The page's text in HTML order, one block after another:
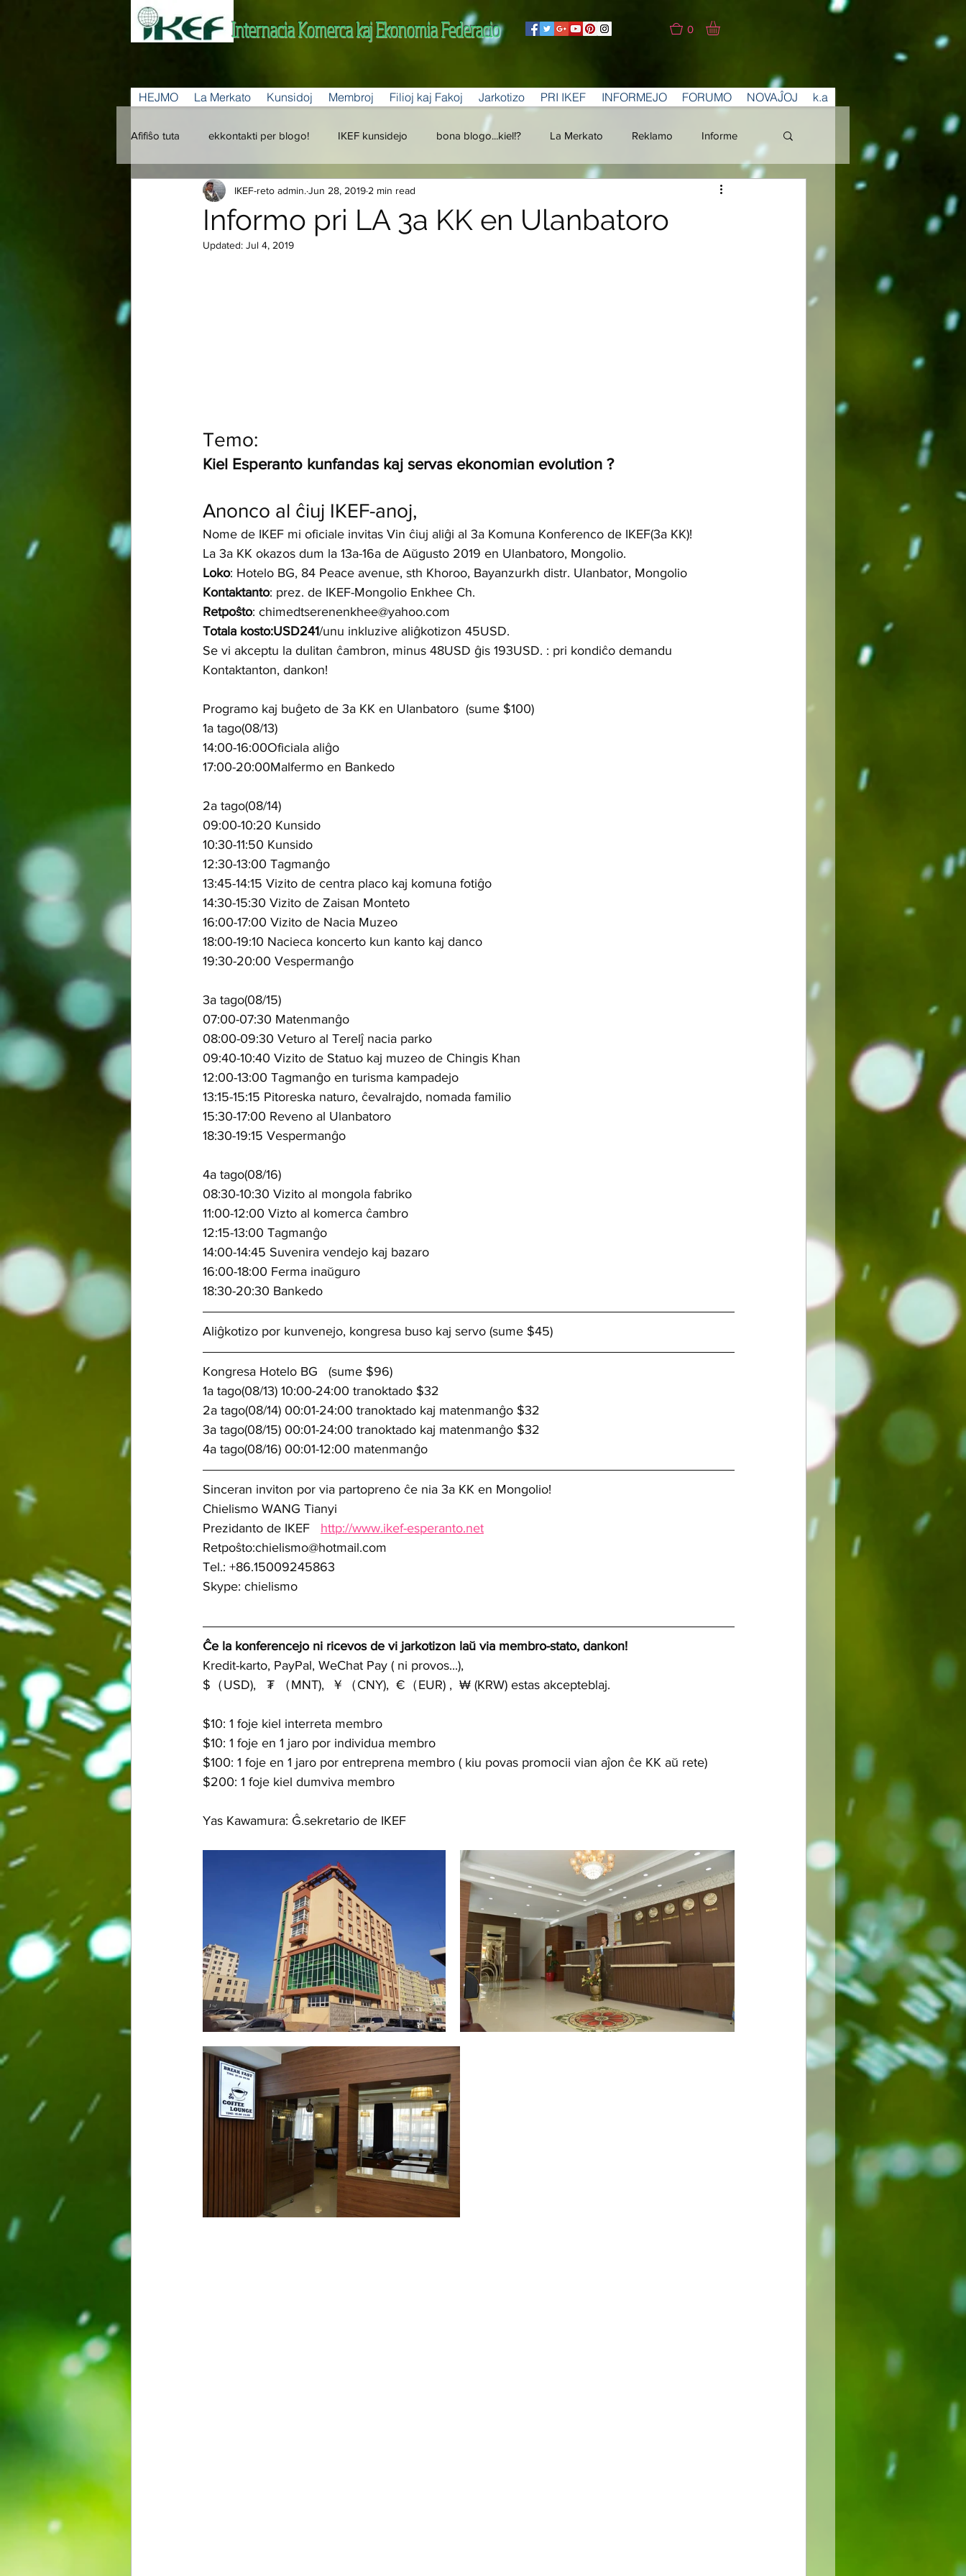
Internacia Komerca kaj Ekonomia Federacio 0
HEJMO La Merkato Kunsidoj Membroj Filioj kaj Fakoj Jarkotizo PRI IKEF INFORMEJO FORUMO NOVAĴOJ k.a
Afifiŝo tuta ekkontakti per blogo! IKEF kunsidejo bona blogo...kiel!? La Merkato Reklamo Informe
Informo pri LA 3a KK en Ulanbatoro
IKEF-reto admin. Jun 28, 2019 2 min read
Updated: Jul 4, 2019
Temo:
Kiel Esperanto kunfandas kaj servas ekonomian evolution ?
Anonco al ĉiuj IKEF-anoj,
Nome de IKEF mi oficiale invitas Vin ĉiuj aliĝi al 3a Komuna Konferenco de IKEF(3a KK)!
La 3a KK okazos dum la 13a-16a de Aŭgusto 2019 en Ulanbatoro, Mongolio.
Loko: Hotelo BG, 84 Peace avenue, sth Khoroo, Bayanzurkh distr. Ulanbator, Mongolio
Kontaktanto: prez. de IKEF-Mongolio Enkhee Ch.
Retpoŝto: chimedtserenenkhee@yahoo.com
Totala kosto:USD241/unu inkluzive aliĝkotizon 45USD.
Se vi akceptu la dulitan ĉambron, minus 48USD ĝis 193USD. : pri kondiĉo demandu
Kontaktanton, dankon!
Programo kaj buĝeto de 3a KK en Ulanbatoro  (sume $100)
1a tago(08/13)
14:00-16:00Oficiala aliĝo
17:00-20:00Malfermo en Bankedo
2a tago(08/14)
09:00-10:20 Kunsido
10:30-11:50 Kunsido
12:30-13:00 Tagmanĝo
13:45-14:15 Vizito de centra placo kaj komuna fotiĝo
14:30-15:30 Vizito de Zaisan Monteto
16:00-17:00 Vizito de Nacia Muzeo
18:00-19:10 Nacieca koncerto kun kanto kaj danco
19:30-20:00 Vespermanĝo
3a tago(08/15)
07:00-07:30 Matenmanĝo
08:00-09:30 Veturo al Terelĵ nacia parko
09:40-10:40 Vizito de Statuo kaj muzeo de Chingis Khan
12:00-13:00 Tagmanĝo en turisma kampadejo
13:15-15:15 Pitoreska naturo, ĉevalrajdo, nomada familio
15:30-17:00 Reveno al Ulanbatoro
18:30-19:15 Vespermanĝo
4a tago(08/16)
08:30-10:30 Vizito al mongola fabriko
11:00-12:00 Vizto al komerca ĉambro
12:15-13:00 Tagmanĝo
14:00-14:45 Suvenira vendejo kaj bazaro
16:00-18:00 Ferma inaŭguro
18:30-20:30 Bankedo
Aliĝkotizo por kunvenejo, kongresa buso kaj servo (sume $45)
Kongresa Hotelo BG   (sume $96)
1a tago(08/13) 10:00-24:00 tranoktado $32
2a tago(08/14) 00:01-24:00 tranoktado kaj matenmanĝo $32
3a tago(08/15) 00:01-24:00 tranoktado kaj matenmanĝo $32
4a tago(08/16) 00:01-12:00 matenmanĝo
Sinceran inviton por via partopreno ĉe nia 3a KK en Mongolio!
Chielismo WANG Tianyi
Prezidanto de IKEF http://www.ikef-esperanto.net
Retpoŝto:chielismo@hotmail.com
Tel.: +86.15009245863
Skype: chielismo
Ĉe la konferencejo ni ricevos de vi jarkotizon laŭ via membro-stato, dankon!
Kredit-karto, PayPal, WeChat Pay ( ni provos...),
$（USD),   ₮ （MNT),  ￥（CNY),  €（EUR) ,  ₩ (KRW) estas akcepteblaj.
$10: 1 foje kiel interreta membro
$10: 1 foje en 1 jaro por individua membro
$100: 1 foje en 1 jaro por entreprena membro ( kiu povas promocii vian aĵon ĉe KK aŭ rete)
$200: 1 foje kiel dumviva membro
Yas Kawamura: Ĝ.sekretario de IKEF